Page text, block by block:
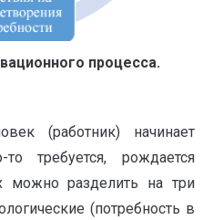
процесса.
(работник) начинает
требуется, рождается
можно разделить на три
(потребность в